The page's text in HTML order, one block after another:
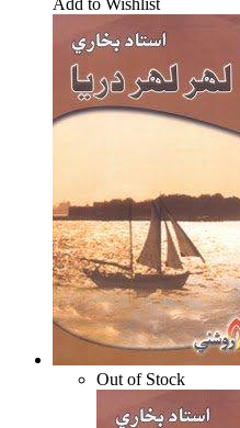
Add to Wishlist
Out of Stock